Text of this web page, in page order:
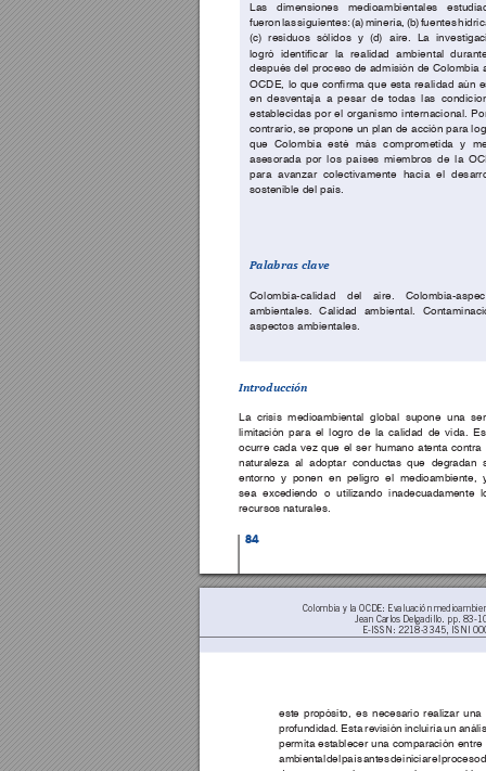
84
Las dimensiones medioambientales
fueron las siguientes: (a) minería, (b) fuentes
(c) residuos sólidos y (d) aire. La
logró identicar la realidad ambiental
después del proceso de admisión de Colombia
OCDE, lo que conrma que esta realidad aún
en desventaja a pesar de todas las condici
establecidas por el organismo internacional.
contrario, se propone un plan de acción para lo
que Colombia esté más comprometida y
asesorada por los países miembros de la
para avanzar colectivamente hacia el d
sostenible del país.
Palabras clave
Colombia-calidad del aire. Colombia-
ambientales. Calidad ambiental.
aspectos ambientales.
Introducción
La crisis medioambiental global supone una
limitación para el logro de la calidad de vida.
ocurre cada vez que el ser humano atenta
naturaleza al adoptar conductas que
entorno y ponen en peligro el
sea excediendo o utilizando inadecuadamente
recursos naturales.
Colombia y la OCDE: Evaluación
Jean Carlos Delgadillo. pp. 83-
E-ISSN: 2218-3345, ISNI
este propósito, es necesario realizar
profundidad. Esta revisión incluiría un
permita establecer una comparación
ambiental del país antes de iniciar el proceso